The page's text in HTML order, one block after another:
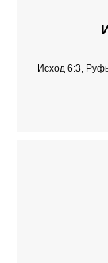
Исход 6:3,